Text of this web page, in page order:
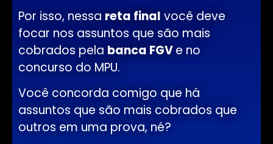
Por isso, nessa reta final você deve
focar nos assuntos que são mais
cobrados pela banca FGVe no
concurso do MPU.
Você concorda comigo que há
assuntos que são mais cobrados que
outros em uma prova, né?